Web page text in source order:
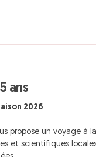
pour Enfant de 4 à
ans
2026
propose un voyage à
et scientifiques